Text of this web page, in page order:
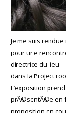
Je me suis
pour une
directrice du lieu
dans la Project
L’exposition
prÃ©sentÃ©e en
proposition en